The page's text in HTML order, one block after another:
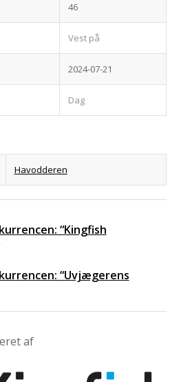
46
Vest på
2024-07-21
Dag
Havodderen
“Kingfish
“Uvjægerens
af